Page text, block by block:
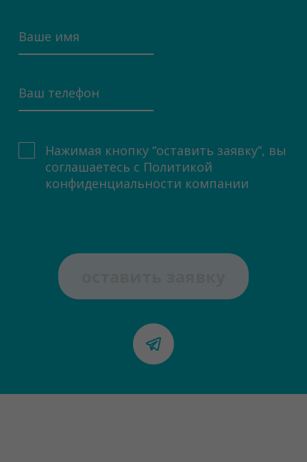
Нажимая кнопку “оставить заявку”, вы
соглашаетесь с Политикой
конфиденциальности компании